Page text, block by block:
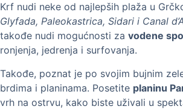
Krf nudi neke od najlepših plaža u
Glyfada, Paleokastrica, Sidari i Canal
takođe nudi mogućnosti za vodene
ronjenja, jedrenja i surfovanja.
Takođe, poznat je po svojim bujnim
brdima i planinama. Posetite planinu
vrh na ostrvu, kako biste uživali u